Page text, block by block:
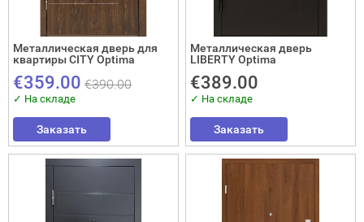
Металлическая дверь для
квартиры CITY Optima
€359.00 €390.00
✓ На складе
Заказать
Металлическая дверь
LIBERTY Optima
€389.00
✓ На складе
Заказать